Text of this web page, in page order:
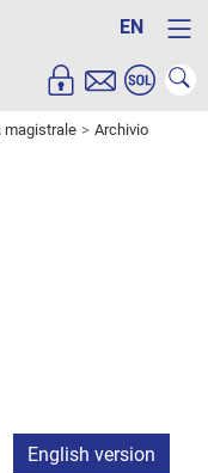
EN
magistrale
Archivio
English version